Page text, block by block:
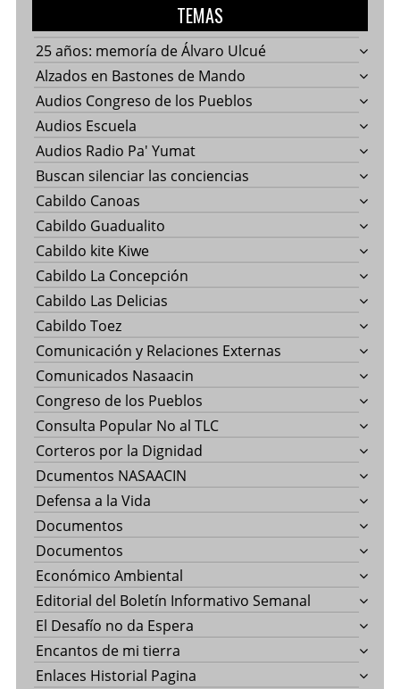
TEMAS
25 años: memoría de Álvaro Ulcué
Alzados en Bastones de Mando
Audios Congreso de los Pueblos
Audios Escuela
Audios Radio Pa' Yumat
Buscan silenciar las conciencias
Cabildo Canoas
Cabildo Guadualito
Cabildo kite Kiwe
Cabildo La Concepción
Cabildo Las Delicias
Cabildo Toez
Comunicación y Relaciones Externas
Comunicados Nasaacin
Congreso de los Pueblos
Consulta Popular No al TLC
Corteros por la Dignidad
Dcumentos NASAACIN
Defensa a la Vida
Documentos
Documentos
Económico Ambiental
Editorial del Boletín Informativo Semanal
El Desafío no da Espera
Encantos de mi tierra
Enlaces Historial Pagina